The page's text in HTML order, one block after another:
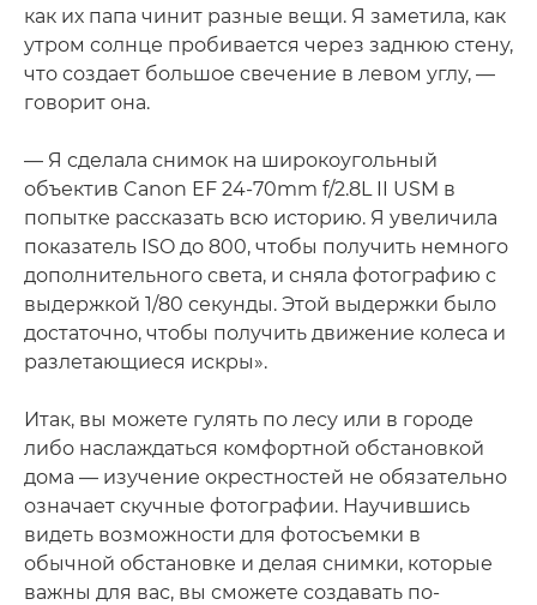
как их папа чинит разные вещи. Я заметила, как
утром солнце пробивается через заднюю стену,
что создает большое свечение в левом углу, —
говорит она.
— Я сделала снимок на широкоугольный
объектив Canon EF 24-70mm f/2.8L II USM в
попытке рассказать всю историю. Я увеличила
показатель ISO до 800, чтобы получить немного
дополнительного света, и сняла фотографию с
выдержкой 1/80 секунды. Этой выдержки было
достаточно, чтобы получить движение колеса и
разлетающиеся искры».
Итак, вы можете гулять по лесу или в городе
либо наслаждаться комфортной обстановкой
дома — изучение окрестностей не обязательно
означает скучные фотографии. Научившись
видеть возможности для фотосъемки в
обычной обстановке и делая снимки, которые
важны для вас, вы сможете создавать по-